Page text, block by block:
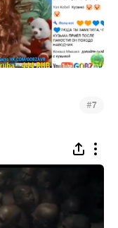
#7